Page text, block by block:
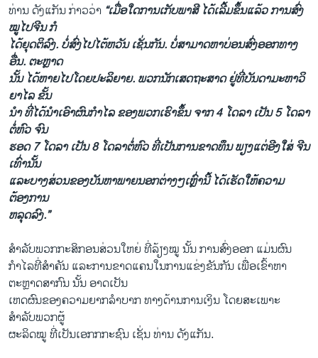
ທ່ານ ດັງແກັນ ກ່າວວ່າ “ເມື່ອໃດການເກັບພາສີ ໄດ້ເລີ້ມຂຶ້ນແລ້ວ ການສົ່ງ
ໝູໄປຈີນ ກໍ
ໄດ້ຍຸດຕິລົງ. ບໍ່ສົ່ງໄປໄຕ້ຫວັນ ເຊັ່ນກັນ. ບໍ່ສາມາດຫາບ່ອນສົ່ງອອກທາງ
ອື່ນ. ຕະຫຼາດ
ນັ້ນ ໄດ້ຫາຍໄປໂດຍປະລິຍາຍ. ພວກນັກເສດຖະສາດ ຢູ່ທີ່ບັນດາມະຫາວິ
ຍາໄລ ຂັ້ນ
ນຳ ທີ່ໄດ້ນຳເອົາຜົນກຳໄລ ຂອງພວກເຮົາຂຶ້ນ ຈາກ 4 ໂດລາ ເປັນ 5 ໂດລາ
ຕໍ່ຫົວ ຈົນ
ຮອດ 7 ໂດລາ ເປັນ 8 ໂດລາຕໍ່ຫົວ ທີ່ເປັນການຂາດທຶນ ພຽງແຕ່ອີງໃສ່ ຈີນ
ເທົ່ານັ້ນ
ແລະບາງສ່ວນຂອງບັນຫາພາຍນອກຕ່າງໆເຫຼົ່ານີ້ ໄດ້ເຮັດໃຫ້ຄວາມ
ຕ້ອງການ
ຫລຸດລົງ.”
ສຳລັບພວກກະສິກອນສ່ວນໃຫຍ່ ທີ່ລ້ຽງໝູ ນັ້ນ ການສົ່ງອອກ ແມ່ນຜົນ
ກຳໄລທີ່ສຳຄັນ ແລະການຂາດແຄນໃນການແຂ່ງຂັນກັນ ເພື່ອເຂົ້າຫາ
ຕະຫຼາດສາກົນ ນັ້ນ ອາດເປັນ
ເຫດຜົນຂອງຄວາມຍາກລຳບາກ ທາງດ້ານການເງິນ ໂດຍສະເພາະ
ສຳລັບພວກຜູ້
ຜະລິດໝູ ທີ່ເປັນເອກກກະຊົນ ເຊັ່ນ ທ່ານ ດັງແກັນ.